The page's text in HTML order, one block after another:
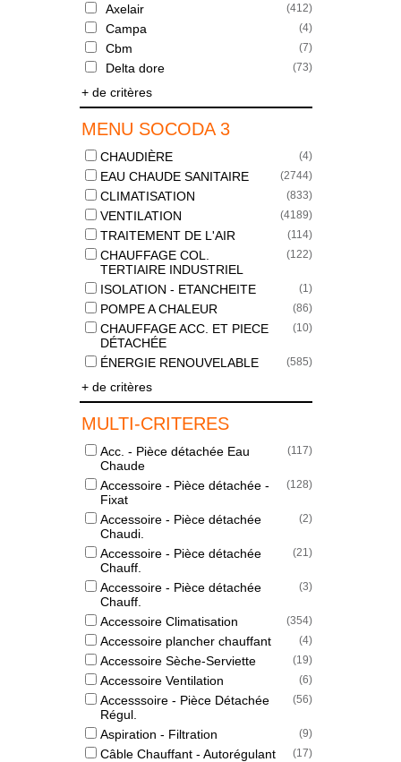
Axelair (412)
Campa (4)
Cbm (7)
Delta dore (73)
+ de critères
MENU SOCODA 3
CHAUDIÈRE (4)
EAU CHAUDE SANITAIRE (2744)
CLIMATISATION (833)
VENTILATION (4189)
TRAITEMENT DE L'AIR (114)
CHAUFFAGE COL.
TERTIAIRE INDUSTRIEL
(122)
ISOLATION - ETANCHEITE (1)
POMPE A CHALEUR (86)
CHAUFFAGE ACC. ET PIECE
DÉTACHÉE
(10)
ÉNERGIE RENOUVELABLE (585)
+ de critères
MULTI-CRITERES
Acc. - Pièce détachée Eau
Chaude
(117)
Accessoire - Pièce détachée -
Fixat
(128)
Accessoire - Pièce détachée
Chaudi.
(2)
Accessoire - Pièce détachée
Chauff.
(21)
Accessoire - Pièce détachée
Chauff.
(3)
Accessoire Climatisation (354)
Accessoire plancher chauffant (4)
Accessoire Sèche-Serviette (19)
Accessoire Ventilation (6)
Accesssoire - Pièce Détachée
Régul.
(56)
Aspiration - Filtration (9)
Câble Chauffant - Autorégulant (17)